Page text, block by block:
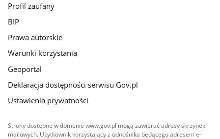
Profil zaufany
BIP
Prawa autorskie
Warunki korzystania
Geoportal
Deklaracja dostępności serwisu Gov.pl
Ustawienia prywatności
Strony dostępne w domenie www.gov.pl mogą zawierać adresy skrzynek
mailowych. Użytkownik korzystający z odnośnika będącego adresem e-